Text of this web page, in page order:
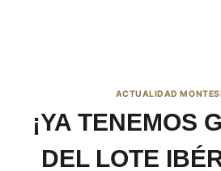
ACTUALIDAD
¡YA TENEMOS
DEL LOTE